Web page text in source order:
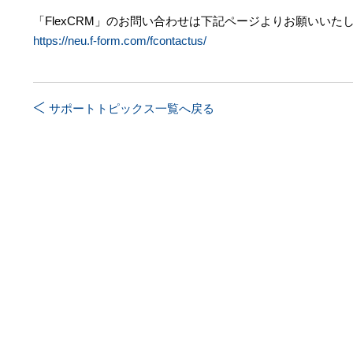
「FlexCRM」のお問い合わせは下記ページよりお願いいた
https://neu.f-form.com/fcontactus/
サポートトピックス一覧へ戻る